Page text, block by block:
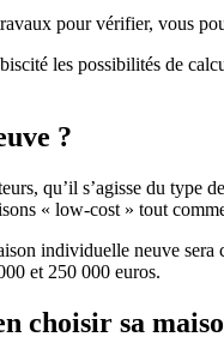
pour vérifier, vous
les possibilités de
?
qu’il s’agisse du
« low-cost » tout
individuelle neuve
et 250 000 euros.
choisir sa